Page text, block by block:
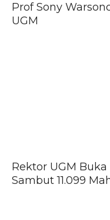
Prof Sony
UGM
Rektor UGM
Sambut 11.099